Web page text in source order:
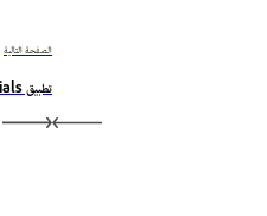
الصفحة التالية
تطبيق Content Credentials